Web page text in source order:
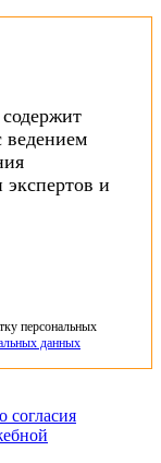
и
персональных
данных
согласия